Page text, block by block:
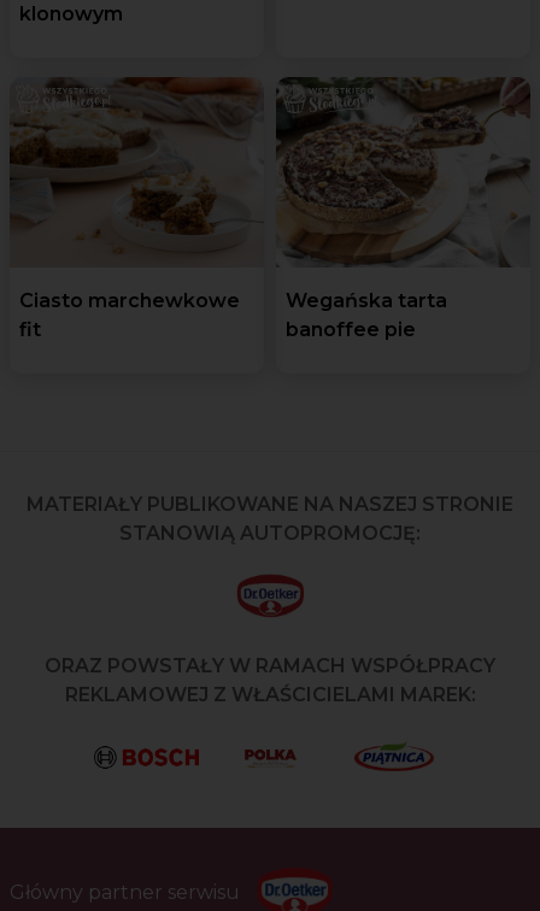
klonowym
Ciasto marchewkowe
fit
Wegańska tarta
banoffee pie
MATERIAŁY PUBLIKOWANE NA NASZEJ STRONIE
STANOWIĄ AUTOPROMOCJĘ:
ORAZ POWSTAŁY W RAMACH WSPÓŁPRACY
REKLAMOWEJ Z WŁAŚCICIELAMI MAREK:
Główny partner serwisu